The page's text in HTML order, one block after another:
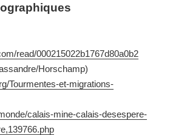
read/000215022b1767d80a0b2
Horschamp)
Tourmentes-et-migrations-
calais-mine-calais-desespere-